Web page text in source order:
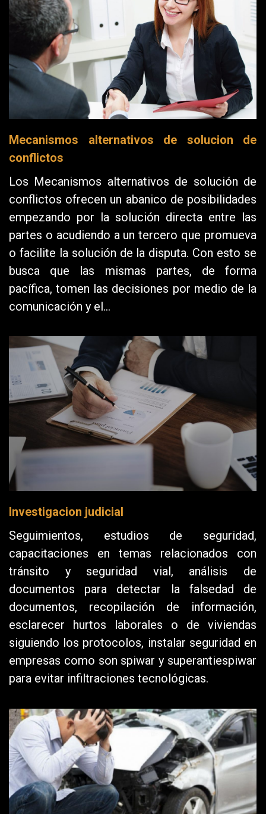
Mecanismos alternativos de solucion de
conflictos
Los Mecanismos alternativos de solución de
conflictos ofrecen un abanico de posibilidades
empezando por la solución directa entre las
partes o acudiendo a un tercero que promueva
o facilite la solución de la disputa. Con esto se
busca que las mismas partes, de forma
pacífica, tomen las decisiones por medio de la
comunicación y el…
Investigacion judicial
Seguimientos, estudios de seguridad,
capacitaciones en temas relacionados con
tránsito y seguridad vial, análisis de
documentos para detectar la falsedad de
documentos, recopilación de información,
esclarecer hurtos laborales o de viviendas
siguiendo los protocolos, instalar seguridad en
empresas como son spiwar y superantiespiwar
para evitar infiltraciones tecnológicas.